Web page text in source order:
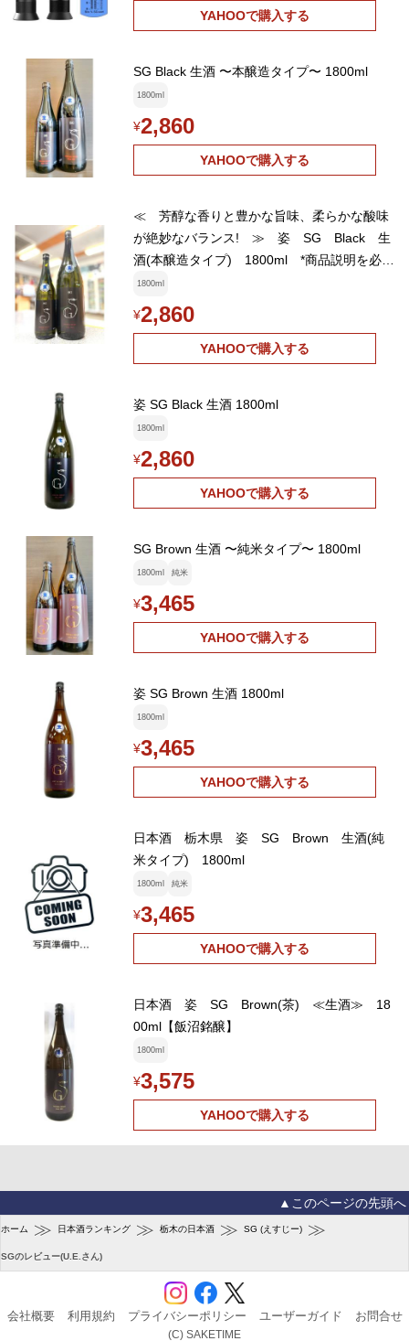
YAHOOで購入する
SG Black 生酒 〜本醸造タイプ〜 1800ml
1800ml
¥2,860
YAHOOで購入する
≪ 芳醇な香りと豊かな旨味、柔らかな酸味
が絶妙なバランス! ≫ 姿 SG Black 生
酒(本醸造タイプ) 1800ml *商品説明を必ず
お読みください
1800ml
¥2,860
YAHOOで購入する
姿 SG Black 生酒 1800ml
1800ml
¥2,860
YAHOOで購入する
SG Brown 生酒 〜純米タイプ〜 1800ml
1800ml 純米
¥3,465
YAHOOで購入する
姿 SG Brown 生酒 1800ml
1800ml
¥3,465
YAHOOで購入する
日本酒 栃木県 姿 SG Brown 生酒(純
米タイプ) 1800ml
1800ml 純米
¥3,465
YAHOOで購入する
日本酒 姿 SG Brown(茶) ≪生酒≫ 18
00ml【飯沼銘醸】
1800ml
¥3,575
YAHOOで購入する
▲このページの先頭へ
ホーム ≫ 日本酒ランキング ≫ 栃木の日本酒 ≫ SG (えすじー) ≫
SGのレビュー(U.E.さん)
会社概要 利用規約 プライバシーポリシー ユーザーガイド お問合せ
(C) SAKETIME